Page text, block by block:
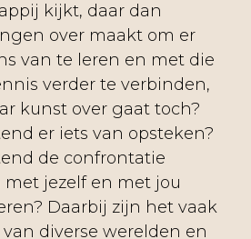
kijkt, daar dan
over maakt om er
van te leren en met die
verder te verbinden,
kunst over gaat toch?
er iets van opsteken?
de confrontatie
jezelf en met jou
Daarbij zijn het vaak
diverse werelden en